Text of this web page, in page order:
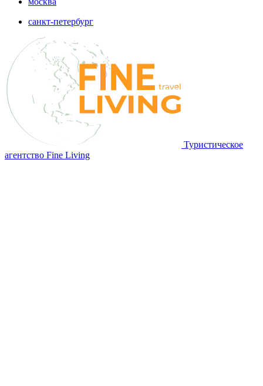
санкт-петербург
Туристическое
агентство Fine Living